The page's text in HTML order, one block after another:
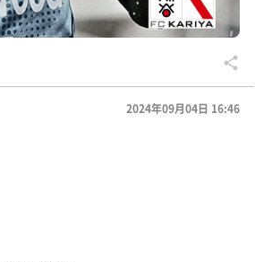
2024年09月04日 16:46